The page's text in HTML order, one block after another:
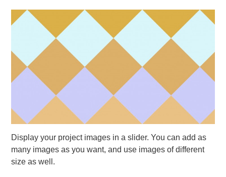
Display your project images in a slider. You can add as
many images as you want, and use images of different
size as well.